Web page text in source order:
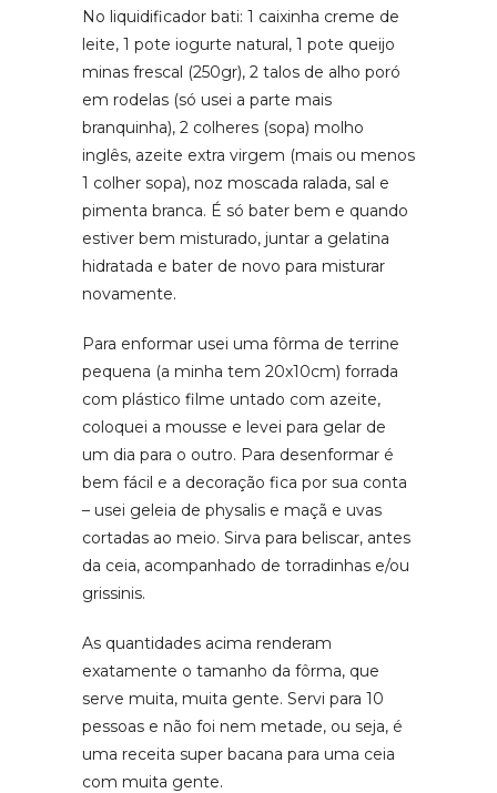
No liquidificador bati: 1 caixinha creme de
leite, 1 pote iogurte natural, 1 pote queijo
minas frescal (250gr), 2 talos de alho poró
em rodelas (só usei a parte mais
branquinha), 2 colheres (sopa) molho
inglês, azeite extra virgem (mais ou menos
1 colher sopa), noz moscada ralada, sal e
pimenta branca. É só bater bem e quando
estiver bem misturado, juntar a gelatina
hidratada e bater de novo para misturar
novamente.
Para enformar usei uma fôrma de terrine
pequena (a minha tem 20x10cm) forrada
com plástico filme untado com azeite,
coloquei a mousse e levei para gelar de
um dia para o outro. Para desenformar é
bem fácil e a decoração fica por sua conta
– usei geleia de physalis e maçã e uvas
cortadas ao meio. Sirva para beliscar, antes
da ceia, acompanhado de torradinhas e/ou
grissinis.
As quantidades acima renderam
exatamente o tamanho da fôrma, que
serve muita, muita gente. Servi para 10
pessoas e não foi nem metade, ou seja, é
uma receita super bacana para uma ceia
com muita gente.